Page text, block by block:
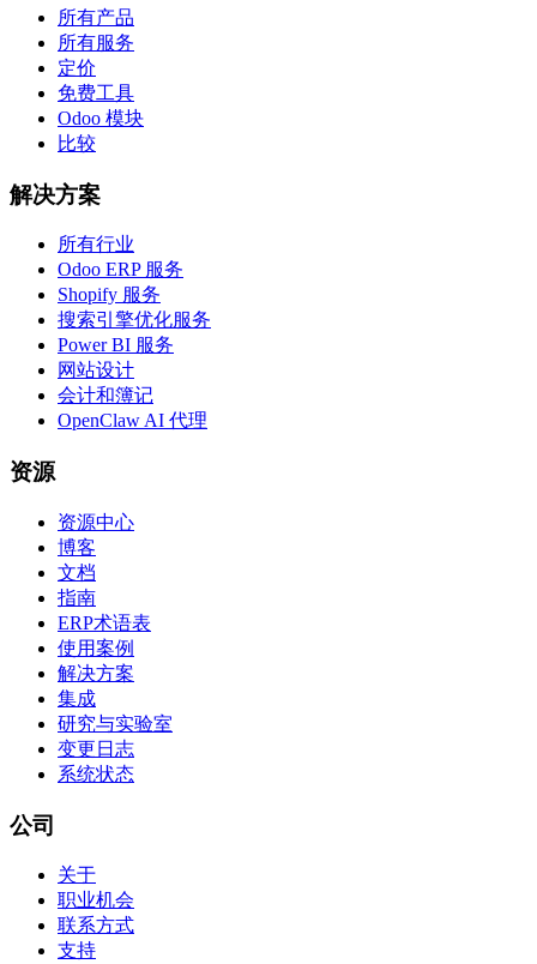
所有产品
所有服务
定价
免费工具
Odoo 模块
比较
解决方案
所有行业
Odoo ERP 服务
Shopify 服务
搜索引擎优化服务
Power BI 服务
网站设计
会计和簿记
OpenClaw AI 代理
资源
资源中心
博客
文档
指南
ERP术语表
使用案例
解决方案
集成
研究与实验室
变更日志
系统状态
公司
关于
职业机会
联系方式
支持